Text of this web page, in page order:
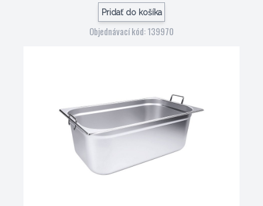
Pridať do košíka
Objednávací kód: 139970